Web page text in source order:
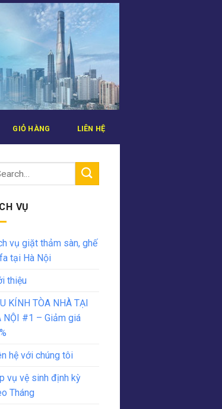
GIỎ HÀNG LIÊN HỆ
VỤ
vụ giặt thảm sàn, ghế
tại Hà Nội
thiệu
KÍNH TÒA NHÀ TẠI
NỘI #1 – Giảm giá
hệ với chúng tôi
vụ vệ sinh định kỳ
Tháng